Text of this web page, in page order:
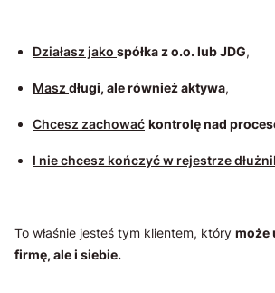
Działasz jako spółka z o.o. lub JDG,
Masz długi, ale również aktywa,
Chcesz zachować kontrolę nad
I nie chcesz kończyć w rejestrze
To właśnie jesteś tym klientem, który może
firmę, ale i siebie.